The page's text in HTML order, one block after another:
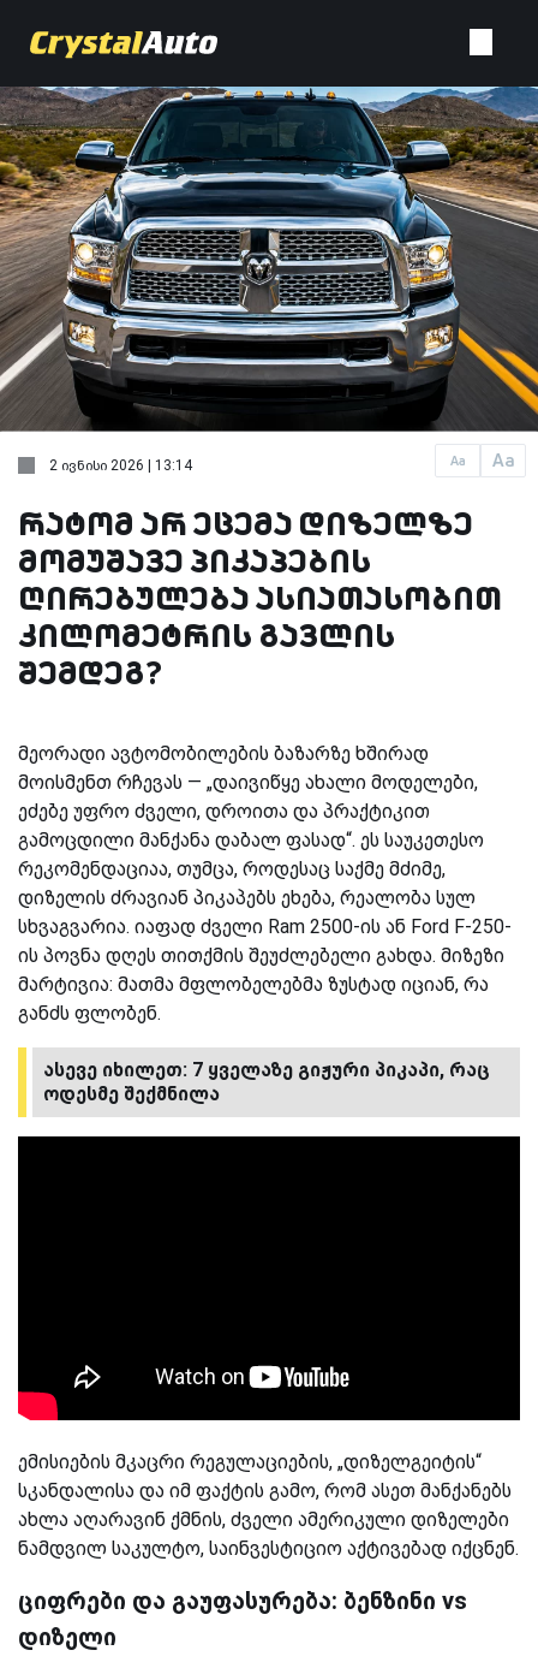
Aa Aa
2 ივნისი 2026 | 13:14
რატომ არ ეცემა დიზელზე
მომუშავე პიკაპების
ღირებულება ასიათასობით
კილომეტრის გავლის
შემდეგ?
მეორადი ავტომობილების ბაზარზე ხშირად
მოისმენთ რჩევას — „დაივიწყე ახალი მოდელები,
ეძებე უფრო ძველი, დროითა და პრაქტიკით
გამოცდილი მანქანა დაბალ ფასად“. ეს საუკეთესო
რეკომენდაციაა, თუმცა, როდესაც საქმე მძიმე,
დიზელის ძრავიან პიკაპებს ეხება, რეალობა სულ
სხვაგვარია. იაფად ძველი Ram 2500-ის ან Ford F-250-
ის პოვნა დღეს თითქმის შეუძლებელი გახდა. მიზეზი
მარტივია: მათმა მფლობელებმა ზუსტად იციან, რა
განძს ფლობენ.
ასევე იხილეთ: 7 ყველაზე გიჟური პიკაპი, რაც
ოდესმე შექმნილა
ემისიების მკაცრი რეგულაციების, „დიზელგეიტის“
სკანდალისა და იმ ფაქტის გამო, რომ ასეთ მანქანებს
ახლა აღარავინ ქმნის, ძველი ამერიკული დიზელები
ნამდვილ საკულტო, საინვესტიციო აქტივებად იქცნენ.
ციფრები და გაუფასურება: ბენზინი vs
დიზელი